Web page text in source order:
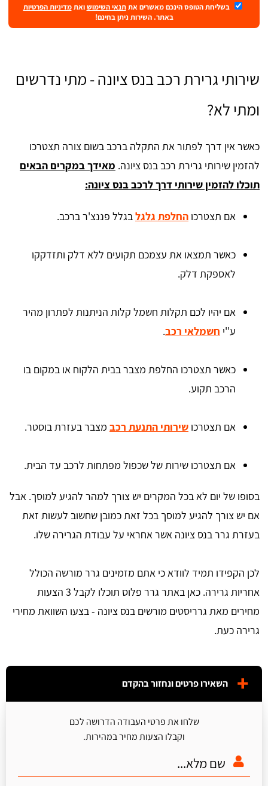
בשליחת הטופס הינכם מאשרים אתתנאי השימושואתמדיניות הפרטיות
באתר. השירות ניתן בחינם!
שירותי גרירת רכב בנס ציונה - מתי נדרשים
ומתי לא?
כאשר אין דרך לפתור את התקלה ברכב בשום צורה תצטרכו
להזמין שירותי גרירת רכב בנס ציונה. מאידך במקרים הבאים
תוכלו להזמין שירותי דרך לרכב בנס ציונה:
אם תצטרכו החלפת גלגל בגלל פננצ'ר ברכב.
כאשר תמצאו את עצמכם תקועים ללא דלק ותזדקקו
לאספקת דלק.
אם יהיו לכם תקלות חשמל קלות הניתנות לפתרון מהיר
ע''י חשמלאי רכב.
כאשר תצטרכו החלפת מצבר בבית הלקוח או במקום בו
הרכב תקוע.
אם תצטרכו שירותי התנעת רכב מצבר בעזרת בוסטר.
אם תצטרכו שירות של שכפול מפתחות לרכב עד הבית.
בסופו של יום לא בכל המקרים יש צורך למהר להגיע למוסך. אבל
אם יש צורך להגיע למוסך בכל זאת כמובן שחשוב לעשות זאת
בעזרת גרר בנס ציונה אשר אחראי על עבודת הגרירה שלו.
לכן הקפידו תמיד לוודא כי אתם מזמינים גרר מורשה הכולל
אחריות גרירה. כאן באתר גרר פלוס תוכלו לקבל 3 הצעות
מחירים מאת גרריסטים מורשים בנס ציונה - בצעו השוואת מחירי
גרירה כעת.
השאירו פרטים ונחזור בהקדם
שלחו את פרטי העבודה הדרושה לכם
וקבלו הצעות מחיר במהירות.